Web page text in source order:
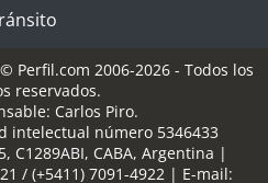
Perfil.com 2006-2026 - Todos los
reservados.
Carlos Piro.
intelectual número 5346433
, C1289ABI, CABA, Argentina |
/ (+5411) 7091-4922 | E-mail: